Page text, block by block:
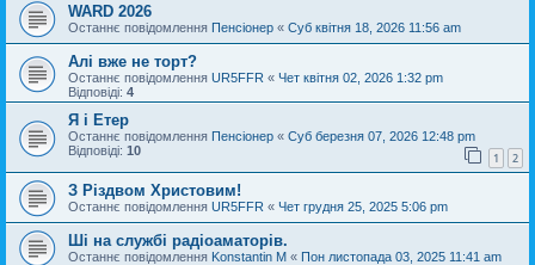
WARD 2026
Останнє повідомлення Пенсіонер « Суб квітня 18, 2026 11:56 am
Алі вже не торт?
Останнє повідомлення UR5FFR « Чет квітня 02, 2026 1:32 pm
Відповіді: 4
Я і Етер
Останнє повідомлення Пенсіонер « Суб березня 07, 2026 12:48 pm
Відповіді: 10 1 2
З Різдвом Христовим!
Останнє повідомлення UR5FFR « Чет грудня 25, 2025 5:06 pm
Ші на службі радіоаматорів.
Останнє повідомлення Konstantin M « Пон листопада 03, 2025 11:41 am